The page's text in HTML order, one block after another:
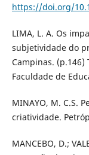
https://doi.org/
LIMA, L. A. Os
subjetividade do
Campinas. (p.146)
Faculdade de
MINAYO, M. C.S.
criatividade.
MANCEBO, D.;